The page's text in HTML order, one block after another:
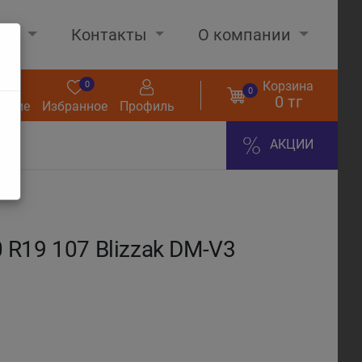
Контакты О компании
Избранное
0
Профиль
0 Корзина
0 тг
АКЦИИ
107 Blizzak DM-V3